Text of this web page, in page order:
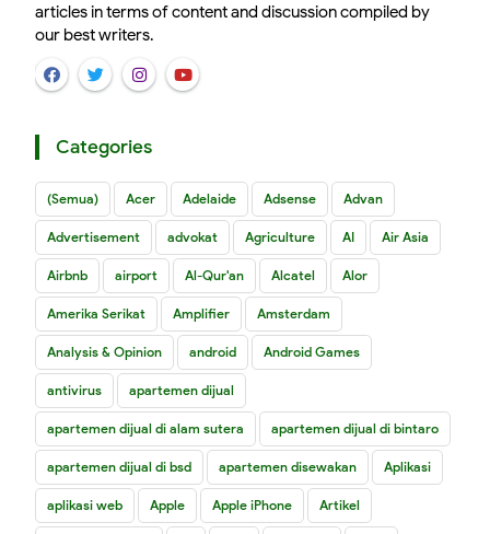
articles in terms of content and discussion compiled by
our best writers.
Categories
(Semua) Acer Adelaide Adsense Advan
Advertisement advokat Agriculture AI Air Asia
Airbnb airport Al-Qur'an Alcatel Alor
Amerika Serikat Amplifier Amsterdam
Analysis & Opinion android Android Games
antivirus apartemen dijual
apartemen dijual di alam sutera apartemen dijual di bintaro
apartemen dijual di bsd apartemen disewakan Aplikasi
aplikasi web Apple Apple iPhone Artikel